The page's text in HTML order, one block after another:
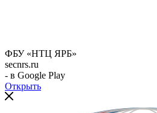
ФБУ «НТЦ ЯРБ»
secnrs.ru
- в Google Play
Открыть